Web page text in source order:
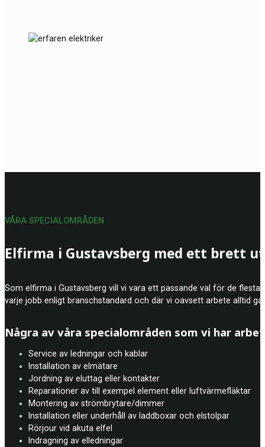
Elfirma i Gustavsberg med ett brett
Som elfirma i Gustavsberg vill vi vara ett passande val för de
varje jobb enligt branschstandard och där vi oavsett arbete alltid
VÅRA SPECIALOMRÅDEN
Några av våra specialområden som vi har
Service av ledningar och kablar
Installation av elmätare
Jordning av eluttag eller kontakter
Reparationer av till exempel element eller luftvärmefläktar
Montering av strömbrytare/dimmer
Installation eller underhåll av laddboxar och elstolpar
Rörjour vid akuta elfel
Indragning av elledningar